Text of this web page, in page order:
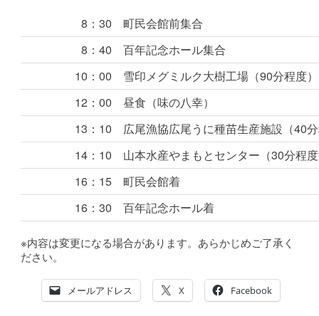
8：30
町民会館前集合
8：40
百年記念ホール集合
10：00
雪印メグミルク大樹工場（90分程度）
12：00
昼食（味の八幸）
13：10
広尾漁協広尾うに種苗生産施設（40
14：10
山本水産やまもとセンター（30分程
16：15
町民会館着
16：30
百年記念ホール着
※内容は変更になる場合があります。あらかじめご了承く
ださい。
メールアドレス X Facebook